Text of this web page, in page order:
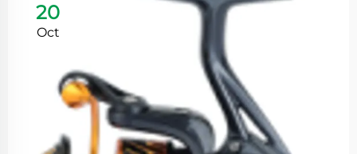
20
Oct